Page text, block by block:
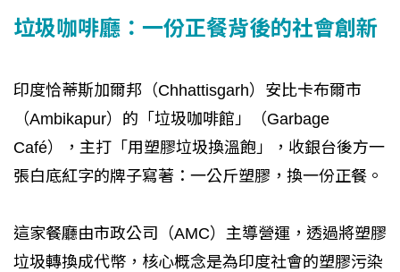
垃圾咖啡廳：一份正餐背後的社會創新
印度恰蒂斯加爾邦（Chhattisgarh）安比卡布爾市
（Ambikapur）的「垃圾咖啡館」（Garbage
Café），主打「用塑膠垃圾換溫飽」，收銀台後方一
張白底紅字的牌子寫著：一公斤塑膠，換一份正餐。
這家餐廳由市政公司（AMC）主導營運，透過將塑膠
垃圾轉換成代幣，核心概念是為印度社會的塑膠污染